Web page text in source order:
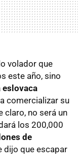
volador que
este año, sino
eslovaca
comercializar su
claro, no será un
los 200,000
de
dijo que escapar